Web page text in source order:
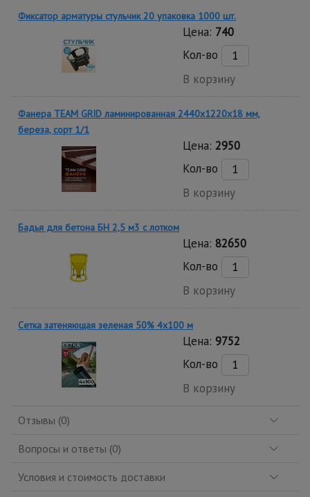
Фиксатор арматуры стульчик 20 упаковка 1000 шт.
Цена: 740
Кол-во
В корзину
Фанера TEAM GRID ламинированная 2440х1220х18 мм,
береза, сорт 1/1
Цена: 2950
Кол-во
В корзину
Бадья для бетона БН 2,5 м3 с лотком
Цена: 82650
Кол-во
В корзину
Сетка затеняющая зеленая 50% 4х100 м
Цена: 9752
Кол-во
В корзину
Отзывы (0)
Вопросы и ответы (0)
Условия и стоимость доставки